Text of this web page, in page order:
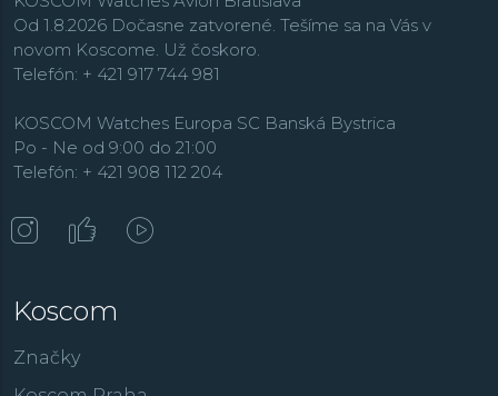
Od 1.8.2026 Dočasne zatvorené. Tešíme sa na Vás v
novom Koscome. Už čoskoro.
Telefón: + 421 917 744 981
KOSCOM Watches Europa SC Banská Bystrica
Po - Ne od 9:00 do 21:00
Telefón: + 421 908 112 204
Koscom
Značky